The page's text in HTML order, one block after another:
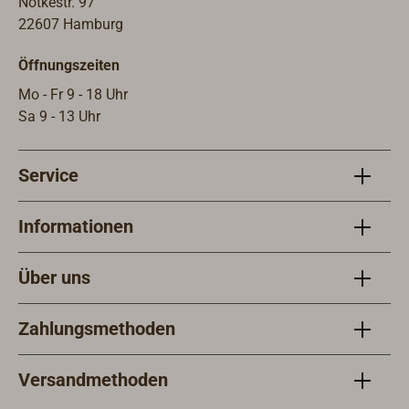
Rettungsteams, Personen im Wasser
Schultergurt der Tasche kann
ausgehakt werden, um ihn als
Sicherheitsgurte zu verwenden, mit
Einhaken an den Schwimmwesten
ACR RapidDitch Express ist mit
einem Volumen von 33 Litern
zu einem Gewicht von zirka 6,5 kg
(Eigengewicht 680 Gramm)
schwimmfähig.Die ACR RapidDitch
bietet mit ihren 67 Litern Volumen
ausreichend Platz, um neben der
22607 Hamburg
Öffnungszeiten
Mo - Fr 9 - 18 Uhr
Sa 9 - 13 Uhr
Service
Informationen
Über uns
Zahlungsmethoden
Versandmethoden